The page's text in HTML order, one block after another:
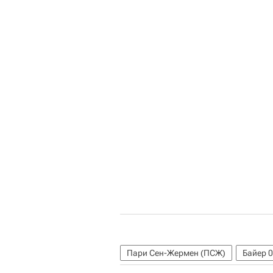
Пари Сен-Жермен (ПСЖ) Байер